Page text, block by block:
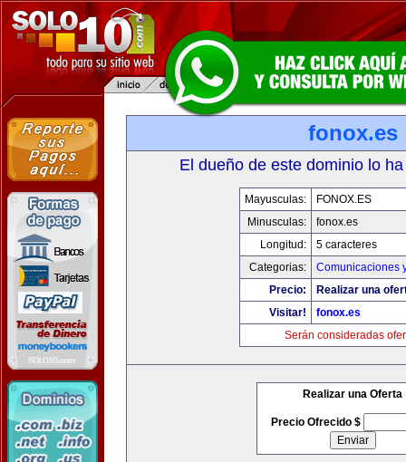
fonox.es
El dueño de este dominio lo
Mayusculas:
FONOX.ES
Minusculas:
fonox.es
Longitud:
5 caracteres
Categorias:
Comunicaciones
Precio:
Realizar una
Visitar!
fonox.es
Serán consideradas
Realizar una Oferta
Precio Ofrecido $